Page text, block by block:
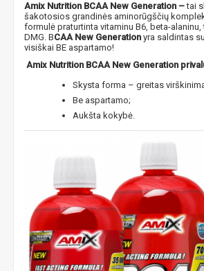
Amix Nutrition BCAA New Generation –tai
šakotosios grandinės aminorūgščių
formulė praturtinta vitaminu B6, beta-alaninu,
DMG. BCAA New Generation yra saldintas
visiškai BE aspartamo!
Amix Nutrition BCAA New Generation
Skysta forma – greitas
Be aspartamo;
Aukšta kokybė.